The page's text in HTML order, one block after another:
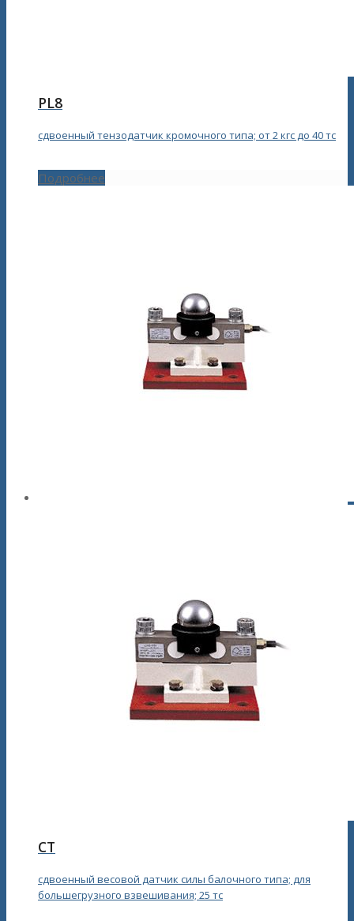
PL8
сдвоенный тензодатчик кромочного типа; от 2 кгс до 40 тс
Подробнее
CT
сдвоенный весовой датчик силы балочного типа; для
большегрузного взвешивания; 25 тс